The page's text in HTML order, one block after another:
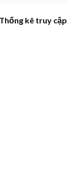
Thống kê truy cập